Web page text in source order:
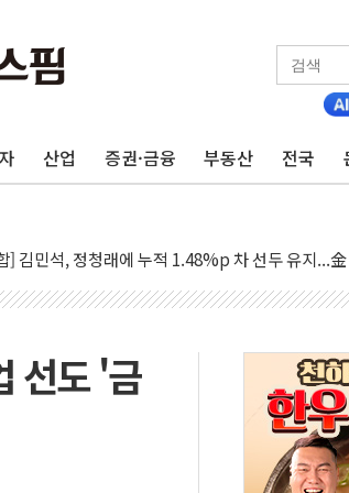
산업 증권·금융 부동산 전국
진위면 공장서 질식사고 발생…작업자 1명 숨져
블루밸리 국가산단에 '철강 AI융합실증센터' 들어
] 김민석, 정청래에 누적 1.48%p 차 선두 유지...
경북도당위원장에 오중기 당선...합산득표율
석, 강원·대구·경북 경선서 정청래에 승리…金
] 민주, 강원·대구·경북 경선 결과...김민석
보] 민주, 경북 경선 결과 발표...김민석 47.37% 정
보] 민주, 대구 경선 결과 발표...정청래 47.82% 김
선도 '금